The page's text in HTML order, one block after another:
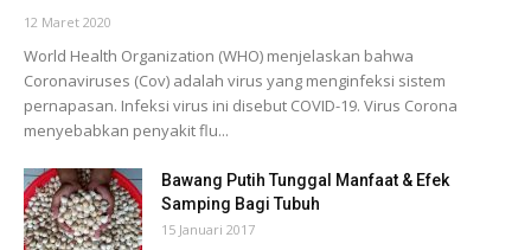
12 Maret 2020
World Health Organization (WHO) menjelaskan bahwa
Coronaviruses (Cov) adalah virus yang menginfeksi sistem
pernapasan. Infeksi virus ini disebut COVID-19. Virus Corona
menyebabkan penyakit flu...
Bawang Putih Tunggal Manfaat & Efek
Samping Bagi Tubuh
15 Januari 2017